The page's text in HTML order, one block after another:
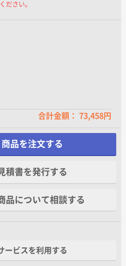
ださい。
合計金額： 73,458円
商品を注文する
積書を発行する
品について相談する
ービスを利用する